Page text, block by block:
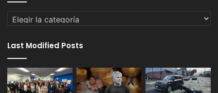
Categorías
Last Modified Posts